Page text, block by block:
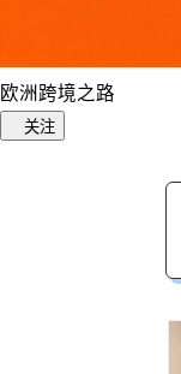
欧洲跨境之路
关注